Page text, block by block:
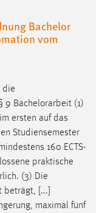
Bachelor
vom
die
9 Bachelorarbeit (1)
ersten auf das
Studiensemester
160 ECTS-
praktische
(3) Die
beträgt, [...]
maximal fünf